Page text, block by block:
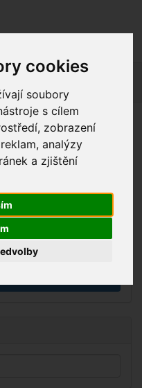
cookies
soubory
s cílem
zobrazení
analýzy
a zjištění
internetový obchod v
nyní nelze vyřídit.